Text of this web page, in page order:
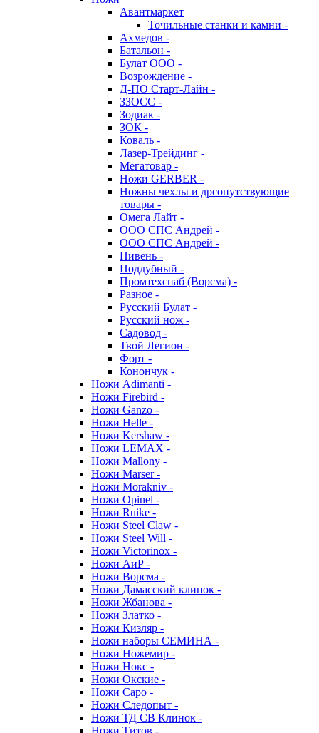
Авантмаркет
Точильные станки и камни -
Ахмедов -
Батальон -
Булат ООО -
Возрождение -
Д-ПО Старт-Лайн -
ЗЗОСС -
Зодиак -
ЗОК -
Коваль -
Лазер-Трейдинг -
Мегатовар -
Ножи GERBER -
Ножны чехлы и дрсопутствующие
товары -
Омега Лайт -
ООО СПС Андрей -
ООО СПС Андрей -
Пивень -
Поддубный -
Промтехснаб (Ворсма) -
Разное -
Русский Булат -
Русский нож -
Садовод -
Твой Легион -
Форт -
Конончук -
Ножи Adimanti -
Ножи Firebird -
Ножи Ganzo -
Ножи Helle -
Ножи Kershaw -
Ножи LEMAX -
Ножи Mallony -
Ножи Marser -
Ножи Morakniv -
Ножи Opinel -
Ножи Ruike -
Ножи Steel Claw -
Ножи Steel Will -
Ножи Victorinox -
Ножи АиР -
Ножи Ворсма -
Ножи Дамасский клинок -
Ножи Жбанова -
Ножи Златко -
Ножи Кизляр -
Ножи наборы СЕМИНА -
Ножи Ножемир -
Ножи Нокс -
Ножи Окские -
Ножи Саро -
Ножи Следопыт -
Ножи ТД СВ Клинок -
Ножи Титов -